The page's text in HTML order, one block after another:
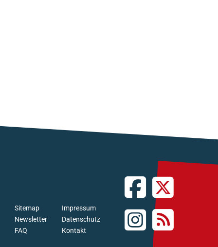
FAQ
Newsletter
Sitemap
Kontakt
Datenschutz
Impressum